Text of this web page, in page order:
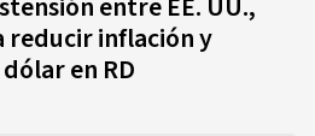
reducir inflación y
en RD